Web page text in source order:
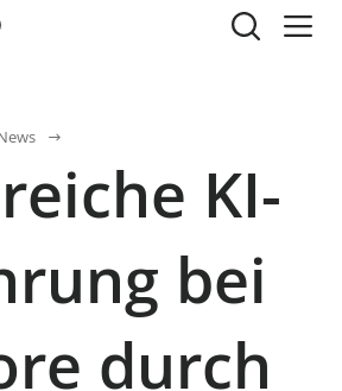
KI-
bei
durch